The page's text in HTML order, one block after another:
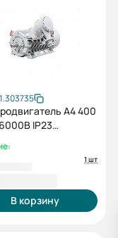
А4 400
IP23
1 шт
В корзину